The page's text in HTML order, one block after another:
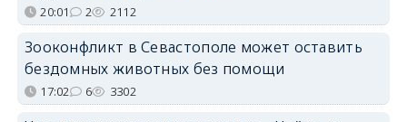
20:01 2 2112
Зооконфликт в Севастополе может оставить
бездомных животных без помощи
17:02 6 3302